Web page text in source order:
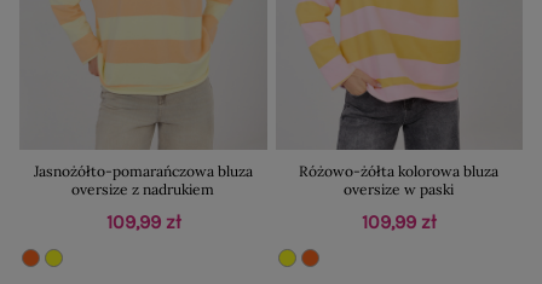
Jasnożółto-pomarańczowa bluza
oversize z nadrukiem
109,99 zł
Różowo-żółta kolorowa bluza
oversize w paski
109,99 zł